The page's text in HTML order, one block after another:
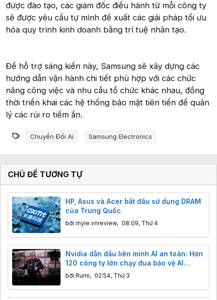
được đào tạo, các giám đốc điều hành từ mỗi công ty
sẽ được yêu cầu tự mình đề xuất các giải pháp tối ưu
hóa quy trình kinh doanh bằng trí tuệ nhân tạo.
Để hỗ trợ sáng kiến này, Samsung sẽ xây dựng các
hướng dẫn vận hành chi tiết phù hợp với các chức
năng công việc và nhu cầu tổ chức khác nhau, đồng
thời triển khai các hệ thống bảo mật tiên tiến để quản
lý các rủi ro tiềm ẩn.
Từ khóa
Chuyển Đổi Ai Samsung Electronics
CHỦ ĐỀ TƯƠNG TỰ
HP, Asus và Acer bắt đầu sử dụng DRAM
của Trung Quốc
bởi myle.vnreview, 08:09, Thứ 4
Nvidia dẫn đầu liên minh AI an toàn: Hơn
120 công ty lớn chạy đua bảo vệ AI
nguồn mở
bởi Rumi, 02:54, Thứ 3